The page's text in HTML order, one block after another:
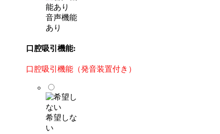
音声機能
あり
口腔吸引機能:
口腔吸引機能（発音装置付き）
希望しな
い